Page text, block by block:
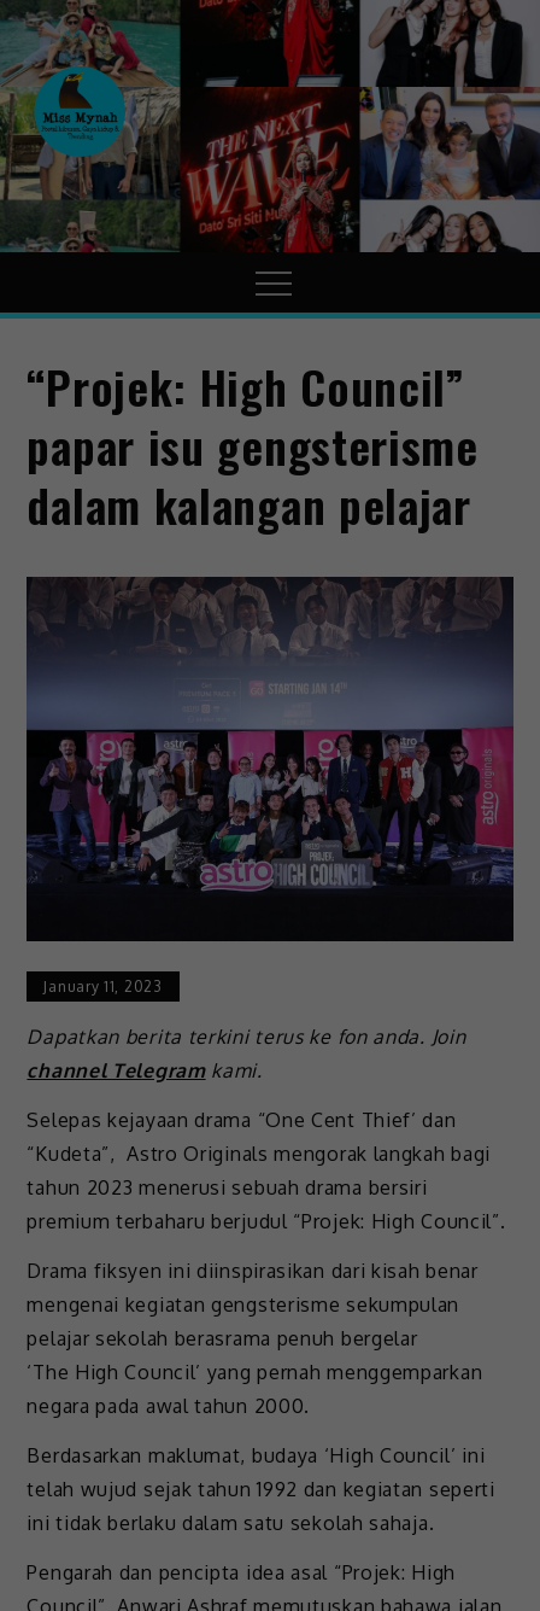
MissMynah
Portal Hiburan, Gaya Hidup
& Trending
“Projek: High Council”
papar isu gengsterisme
dalam kalangan pelajar
January 11, 2023
Dapatkan berita terkini terus ke fon anda. Join
channel Telegramkami.
Selepas kejayaan drama “One Cent Thief’ dan
“Kudeta”, Astro Originals mengorak langkah bagi
tahun 2023 menerusi sebuah drama bersiri
premium terbaharu berjudul “Projek: High Council”.
Drama fiksyen ini diinspirasikan dari kisah benar
mengenai kegiatan gengsterisme sekumpulan
pelajar sekolah berasrama penuh bergelar
‘The High Council’ yang pernah menggemparkan
negara pada awal tahun 2000.
Berdasarkan maklumat, budaya ‘High Council’ ini
telah wujud sejak tahun 1992 dan kegiatan seperti
ini tidak berlaku dalam satu sekolah sahaja.
Pengarah dan pencipta idea asal “Projek: High
Council”, Anwari Ashraf memutuskan bahawa jalan